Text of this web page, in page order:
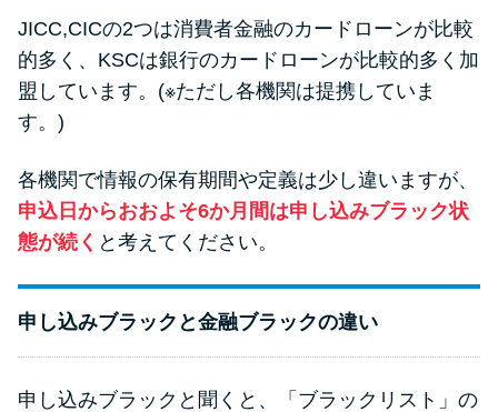
JICC,CICの2つは消費者金融のカードローンが比較
的多く、KSCは銀行のカードローンが比較的多く加
盟しています。(※ただし各機関は提携していま
す。)
各機関で情報の保有期間や定義は少し違いますが、
申込日からおおよそ6か月間は申し込みブラック状
態が続く と考えてください。
申し込みブラックと金融ブラックの違い
申し込みブラックと聞くと、「ブラックリスト」の